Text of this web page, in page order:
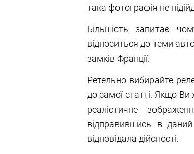
така фотографія не
Більшість запитає
відноситься до теми
замків Франції.
Ретельно вибирайте
до самої статті. Якщо
реалістичне
відправившись в
відповідала дійсності.